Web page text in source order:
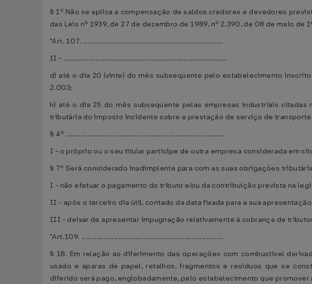
§ 1º Não se aplica a compensação de saldos credores e devedores
das Leis nº 1939, de 27 de dezembro de 1989, nº 2.390, de 08 de maio de
"Art. 107. .................................................................
II - ............................................................................
d) até o dia 20 (vinte) do mês subseqüente pelo estabelecimento
2.003;
h) até o dia 25 do mês subseqüente pelas empresas industriais
tributária do imposto incidente sobre a prestação de serviço de
§ 4º ..........................................................................
I - o próprio ou o seu titular participe de outra empresa considerada em
§ 7º Será considerado inadimplente para com as suas obrigações
I - não efetuar o pagamento do tributo e/ou da contribuição prevista na
II - após o terceiro dia útil, contado da data fixada para a sua
III - deixar de apresentar impugnação relativamente à cobrança de
"Art.109. ..................................................................
§ 18. Em relação ao diferimento das operações com combustível
usado e aparas de papel, retalhos, fragmentos e resíduos que se
diferido será pago, englobadamente, pelo estabelecimento que